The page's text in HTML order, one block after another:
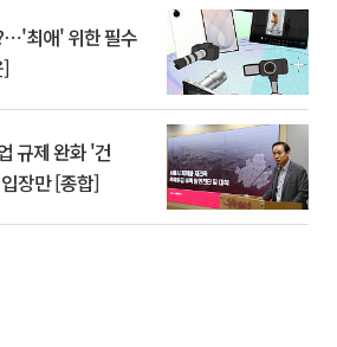
최애' 위한 필수
]
규제 완화 '건
장만 [종합]